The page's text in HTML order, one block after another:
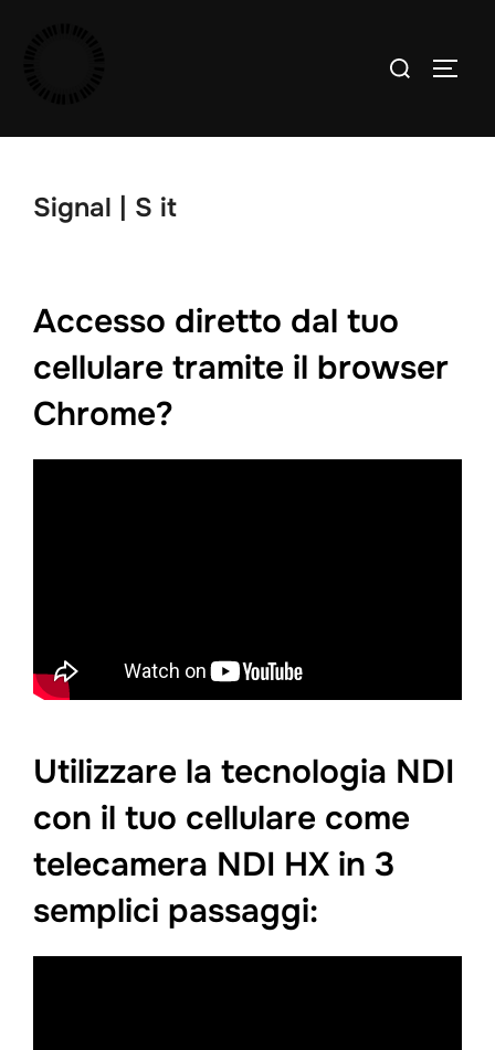
Cerca
Signal | S it
Accesso diretto dal tuo
cellulare tramite il browser
Chrome?
Utilizzare la tecnologia NDI
con il tuo cellulare come
telecamera NDI HX in 3
semplici passaggi: